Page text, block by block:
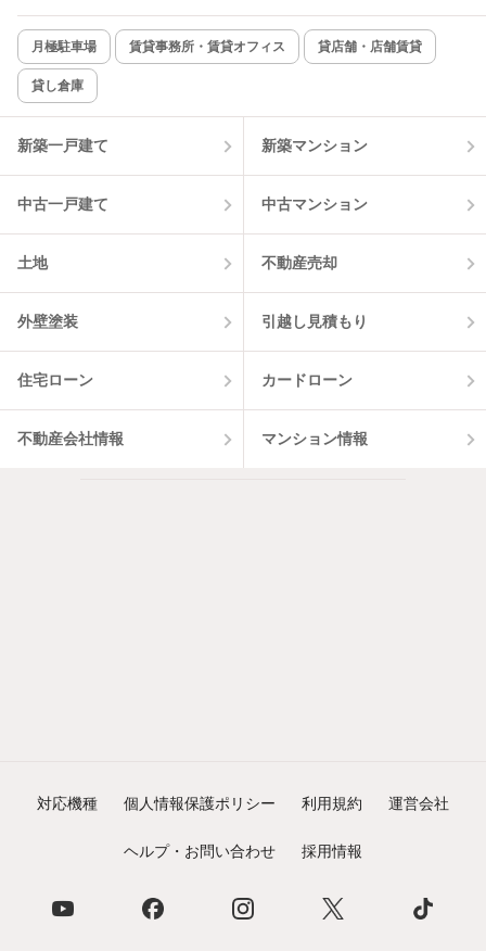
月極駐車場 賃貸事務所・賃貸オフィス 貸店舗・店舗賃貸
貸し倉庫
新築一戸建て 新築マンション
中古一戸建て 中古マンション
土地 不動産売却
外壁塗装 引越し見積もり
住宅ローン カードローン
不動産会社情報 マンション情報
対応機種 個人情報保護ポリシー 利用規約 運営会社
ヘルプ・お問い合わせ 採用情報